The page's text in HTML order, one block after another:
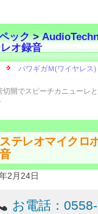
ック>
オ録音
切開でスピーチカニューレ
ステレオマイク
音
2月24日
お電話：